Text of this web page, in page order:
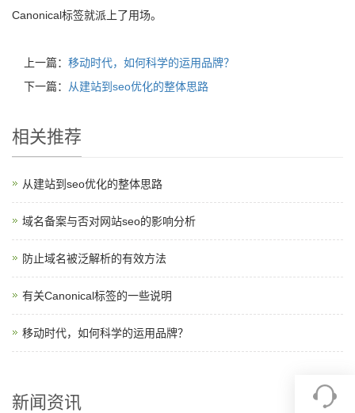
Canonical标签就派上了用场。
上一篇： 移动时代，如何科学的运用品牌？
下一篇：
从建站到seo优化的整体思路
相关推荐
从建站到seo优化的整体思路
域名备案与否对网站seo的影响分析
防止域名被泛解析的有效方法
有关Canonical标签的一些说明
移动时代，如何科学的运用品牌？
新闻资讯